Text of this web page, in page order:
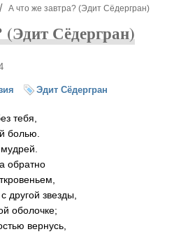
А что же завтра? (Эдит Сёдергран)
(Эдит Сёдергран)
Эдит Сёдергран
тебя,
болью.
обратно
другой звезды,
оболочке;
вернусь,